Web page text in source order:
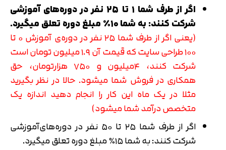
اگر از طرف شما ۱ تا ۲۵ نفر در دوره‌های آموزشی
شرکت کنند: به شما ۱۰٪ مبلغ دوره تعلق میگیرد.
(یعنی اگر از طرف شما ۲۵ نفر در دوره‌ی آموزش ۰ تا
۱۰۰ طراحی سایت که قیمت آن ۱.۹ میلیون تومان است
شرکت کنند، ۴میلیون و ۷۵۰ هزارتومان، حق
همکاری در فروش شما میشود. حالا در نظر بگیرید
مثلا در یک ماه این کار را انجام دهید اندازه یک
متخصص درآمد شما میشود)
اگر از طرف شما ۲۵ تا ۵۰ نفر در دوره‌های‌آموزشی
شرکت کنند: به شما ۱۵٪ مبلغ دوره تعلق میگیرد.